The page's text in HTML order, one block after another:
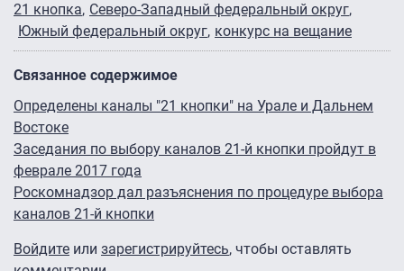
21 кнопка Северо-Западный федеральный округ
Южный федеральный округ конкурс на вещание
Связанное содержимое
Определены каналы "21 кнопки" на Урале и Дальнем
Востоке
Заседания по выбору каналов 21-й кнопки пройдут в
феврале 2017 года
Роскомнадзор дал разъяснения по процедуре выбора
каналов 21-й кнопки
Войдите или зарегистрируйтесь, чтобы оставлять